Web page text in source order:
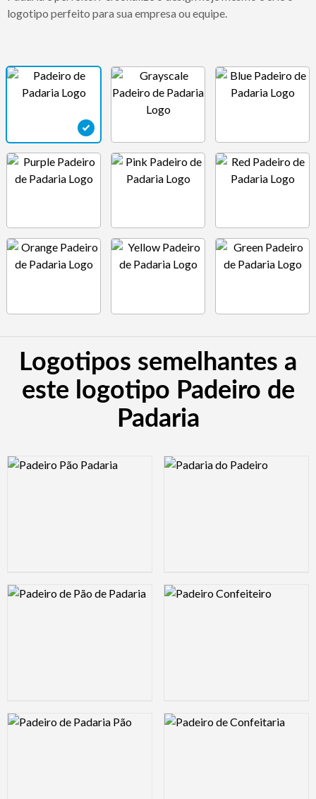
logotipo perfeito para sua empresa ou equipe.
Logotipos semelhantes a
este logotipo Padeiro de
Padaria
Logo Preview Image Logo Preview Image
Logo Preview Image Logo Preview Image
Logo Preview Image Logo Preview Image